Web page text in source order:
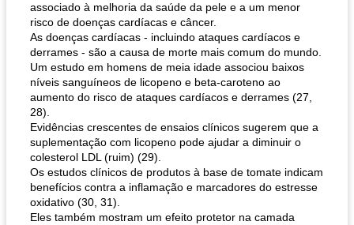
associado à melhoria da saúde da pele e a um menor
risco de doenças cardíacas e câncer.
As doenças cardíacas - incluindo ataques cardíacos e
derrames - são a causa de morte mais comum do mundo.
Um estudo em homens de meia idade associou baixos
níveis sanguíneos de licopeno e beta-caroteno ao
aumento do risco de ataques cardíacos e derrames (27,
28).
Evidências crescentes de ensaios clínicos sugerem que a
suplementação com licopeno pode ajudar a diminuir o
colesterol LDL (ruim) (29).
Os estudos clínicos de produtos à base de tomate indicam
benefícios contra a inflamação e marcadores do estresse
oxidativo (30, 31).
Eles também mostram um efeito protetor na camada